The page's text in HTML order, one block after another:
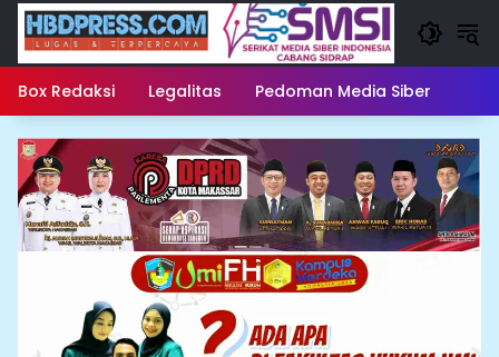
Langsung
konten
Box Redaksi Legalitas Pedoman Media Siber